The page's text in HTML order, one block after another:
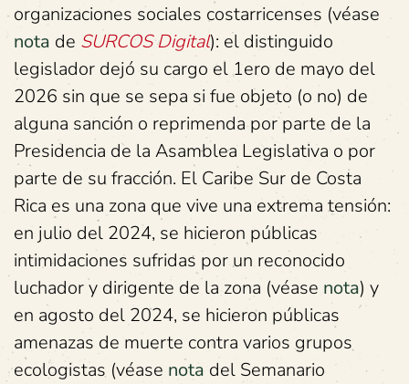
organizaciones sociales costarricenses (véase
nota de SURCOS Digital): el distinguido
legislador dejó su cargo el 1ero de mayo del
2026 sin que se sepa si fue objeto (o no) de
alguna sanción o reprimenda por parte de la
Presidencia de la Asamblea Legislativa o por
parte de su fracción. El Caribe Sur de Costa
Rica es una zona que vive una extrema tensión:
en julio del 2024, se hicieron públicas
intimidaciones sufridas por un reconocido
luchador y dirigente de la zona (véase nota) y
en agosto del 2024, se hicieron públicas
amenazas de muerte contra varios grupos
ecologistas (véase nota del Semanario